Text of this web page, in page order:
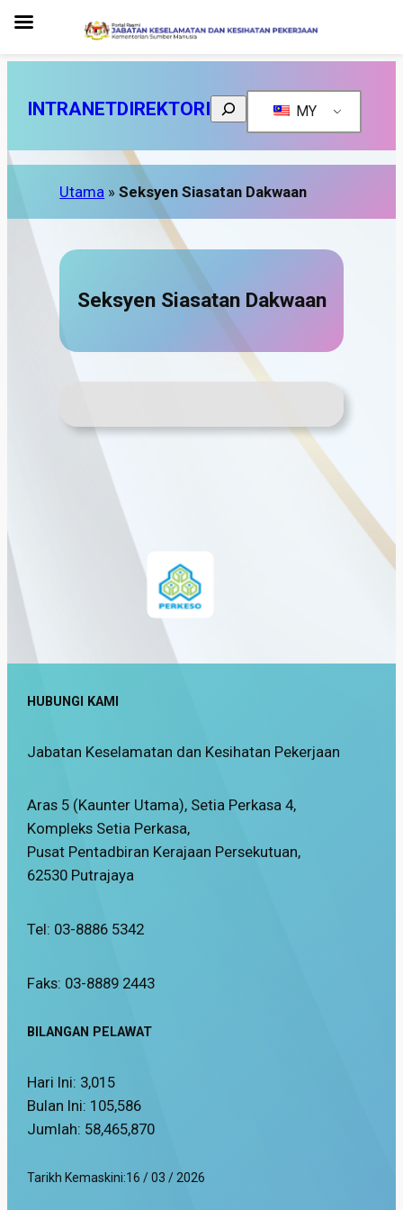
INTRANETDIREKTORI Search MY
Utama »Seksyen Siasatan Dakwaan
Seksyen Siasatan Dakwaan
HUBUNGI KAMI
Jabatan Keselamatan dan Kesihatan Pekerjaan
Aras 5 (Kaunter Utama), Setia Perkasa 4,
Kompleks Setia Perkasa,
Pusat Pentadbiran Kerajaan Persekutuan,
62530 Putrajaya
Tel: 03-8886 5342
Faks: 03-8889 2443
BILANGAN PELAWAT
Hari Ini: 3,015
Bulan Ini: 105,586
Jumlah: 58,465,870
Tarikh Kemaskini:16 / 03 / 2026